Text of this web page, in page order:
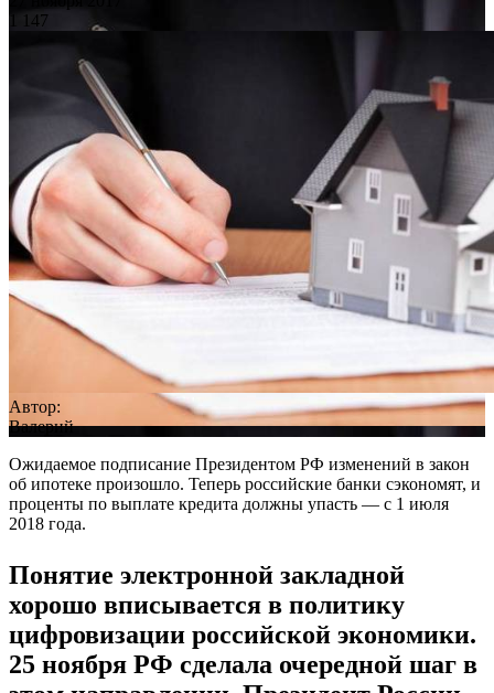
1 147
Автор:
Валерий
Ожидаемое подписание Президентом РФ изменений в закон
об ипотеке произошло. Теперь российские банки сэкономят, и
проценты по выплате кредита должны упасть — с 1 июля
2018 года.
Понятие электронной закладной
хорошо вписывается в политику
цифровизации российской экономики.
25 ноября РФ сделала очередной шаг в